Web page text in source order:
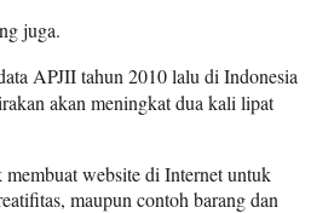
juga.
APJII tahun 2010 lalu di Indonesia
akan meningkat dua kali lipat
membuat website di Internet untuk
maupun contoh barang dan